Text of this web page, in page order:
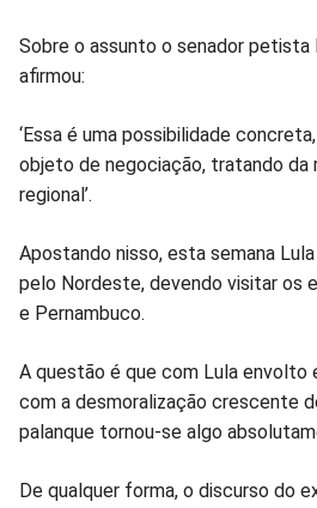
Sobre o assunto o senador
afirmou:
‘Essa é uma possibilidade
objeto de negociação, tratando da
regional’.
Apostando nisso, esta semana
pelo Nordeste, devendo visitar os
e Pernambuco.
A questão é que com Lula envolto
com a desmoralização crescente
palanque tornou-se algo
De qualquer forma, o discurso do